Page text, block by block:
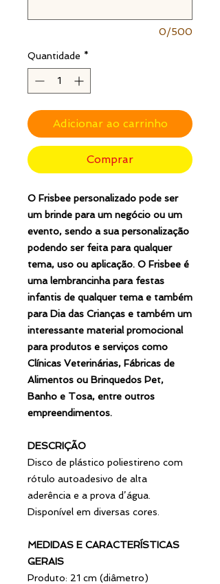
0/500
Quantidade *
Adicionar ao carrinho
Comprar
O Frisbee personalizado pode ser
um brinde para um negócio ou um
evento, sendo a sua personalização
podendo ser feita para qualquer
tema, uso ou aplicação. O Frisbee é
uma lembrancinha para festas
infantis de qualquer tema e também
para Dia das Crianças e também um
interessante material promocional
para produtos e serviços como
Clínicas Veterinárias, Fábricas de
Alimentos ou Brinquedos Pet,
Banho e Tosa, entre outros
empreendimentos.
DESCRIÇÃO
Disco de plástico poliestireno com
rótulo autoadesivo de alta
aderência e a prova d’água.
Disponível em diversas cores.
MEDIDAS E CARACTERÍSTICAS
GERAIS
Produto: 21 cm (diâmetro)